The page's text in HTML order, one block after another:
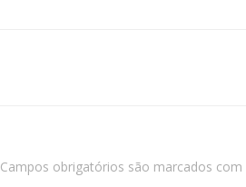
Campos obrigatórios são marcados com